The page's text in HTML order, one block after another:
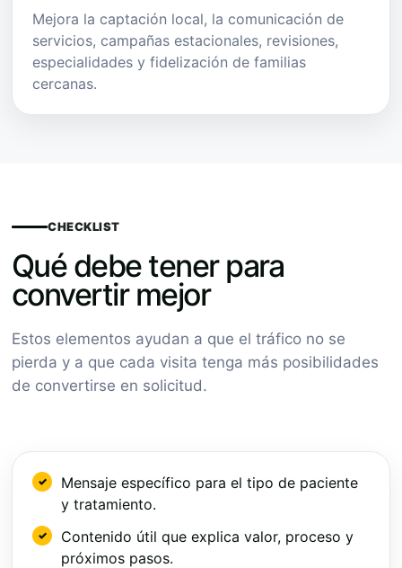
Mejora la captación local, la comunicación de
servicios, campañas estacionales, revisiones,
especialidades y fidelización de familias
cercanas.
CHECKLIST
Qué debe tener para
convertir mejor
Estos elementos ayudan a que el tráfico no se
pierda y a que cada visita tenga más posibilidades
de convertirse en solicitud.
Mensaje específico para el tipo de paciente
y tratamiento.
Contenido útil que explica valor, proceso y
próximos pasos.